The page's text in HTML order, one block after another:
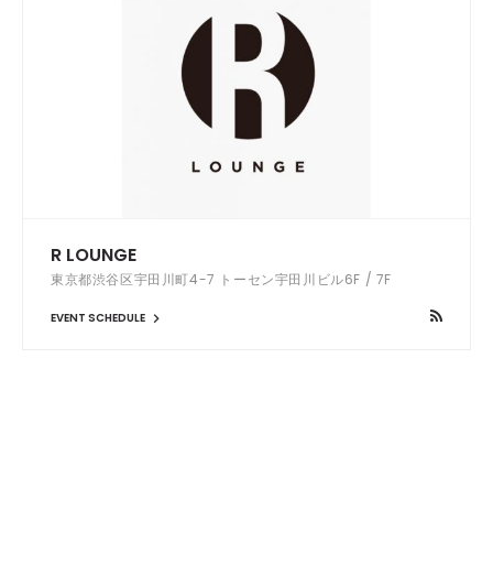
R LOUNGE
東京都渋谷区宇田川町4-7 トーセン宇田川ビル6F / 7F
EVENT SCHEDULE